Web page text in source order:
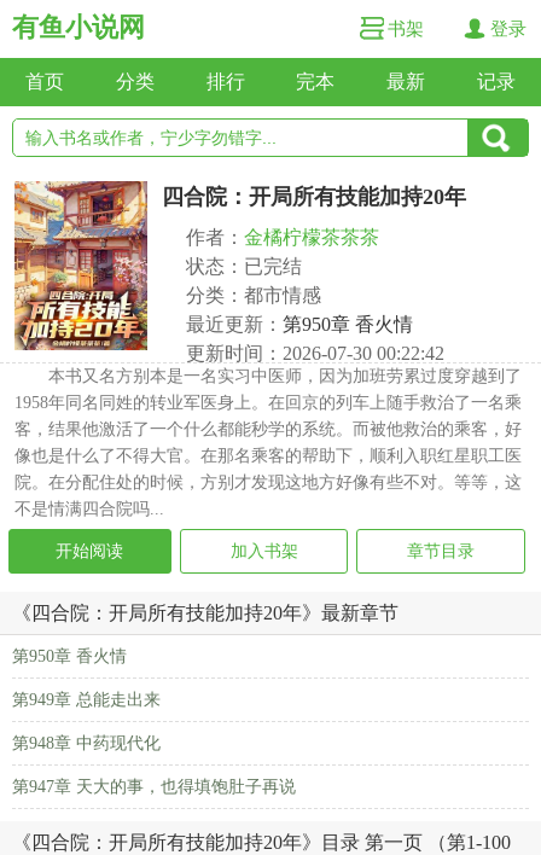
有鱼小说网 书架 登录
首页 分类 排行 完本 最新 记录
四合院：开局所有技能加持20年
作者： 金橘柠檬茶茶茶
状态：已完结
分类：都市情感
最近更新： 第950章 香火情
更新时间：2026-07-30 00:22:42
本书又名方别本是一名实习中医师，因为加班劳累过度穿越到了
1958年同名同姓的转业军医身上。在回京的列车上随手救治了一名乘
客，结果他激活了一个什么都能秒学的系统。而被他救治的乘客，好
像也是什么了不得大官。在那名乘客的帮助下，顺利入职红星职工医
院。在分配住处的时候，方别才发现这地方好像有些不对。等等，这
不是情满四合院吗...
开始阅读 加入书架 章节目录
《四合院：开局所有技能加持20年》最新章节
第950章 香火情
第949章 总能走出来
第948章 中药现代化
第947章 天大的事，也得填饱肚子再说
《四合院：开局所有技能加持20年》目录 第一页 （第1-100